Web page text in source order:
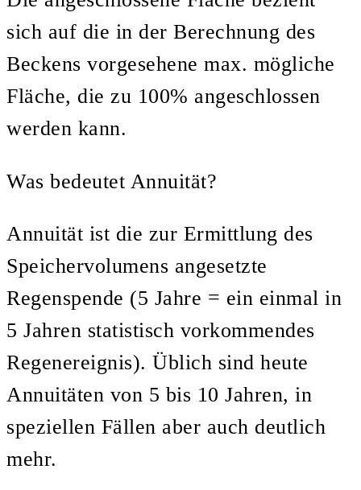
sich auf die in der Berechnung des
Beckens vorgesehene max. mögliche
Fläche, die zu 100% angeschlossen
werden kann.
Was bedeutet Annuität?
Annuität ist die zur Ermittlung des
Speichervolumens angesetzte
Regenspende (5 Jahre = ein einmal in
5 Jahren statistisch vorkommendes
Regenereignis). Üblich sind heute
Annuitäten von 5 bis 10 Jahren, in
speziellen Fällen aber auch deutlich
mehr.